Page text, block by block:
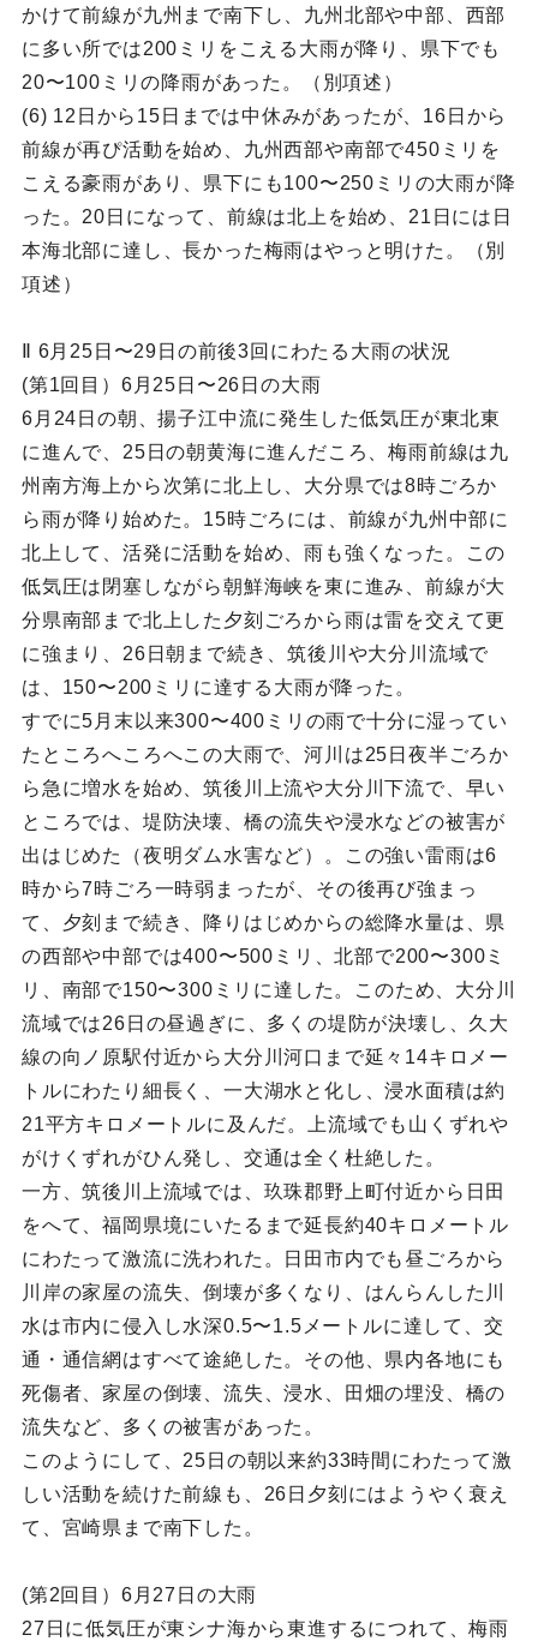
かけて前線が九州まで南下し、九州北部や中部、西部
に多い所では200ミリをこえる大雨が降り、県下でも
20〜100ミリの降雨があった。（別項述）
(6) 12日から15日までは中休みがあったが、16日から
前線が再ぴ活動を始め、九州西部や南部で450ミリを
こえる豪雨があり、県下にも100〜250ミリの大雨が降
った。20日になって、前線は北上を始め、21日には日
本海北部に達し、長かった梅雨はやっと明けた。（別
項述）
Ⅱ 6月25日〜29日の前後3回にわたる大雨の状況
(第1回目）6月25日〜26日の大雨
6月24日の朝、揚子江中流に発生した低気圧が東北東
に進んで、25日の朝黄海に進んだころ、梅雨前線は九
州南方海上から次第に北上し、大分県では8時ごろか
ら雨が降り始めた。15時ごろには、前線が九州中部に
北上して、活発に活動を始め、雨も強くなった。この
低気圧は閉塞しながら朝鮮海峡を東に進み、前線が大
分県南部まで北上した夕刻ごろから雨は雷を交えて更
に強まり、26日朝まで続き、筑後川や大分川流域で
は、150〜200ミリに達する大雨が降った。
すでに5月末以来300〜400ミリの雨で十分に湿ってい
たところへころへこの大雨で、河川は25日夜半ごろか
ら急に増水を始め、筑後川上流や大分川下流で、早い
ところでは、堤防決壊、橋の流失や浸水などの被害が
出はじめた（夜明ダム水害など）。この強い雷雨は6
時から7時ごろ一時弱まったが、その後再び強まっ
て、夕刻まで続き、降りはじめからの総降水量は、県
の西部や中部では400〜500ミリ、北部で200〜300ミ
リ、南部で150〜300ミリに達した。このため、大分川
流域では26日の昼過ぎに、多くの堤防が決壊し、久大
線の向ノ原駅付近から大分川河口まで延々14キロメー
トルにわたり細長く、一大湖水と化し、浸水面積は約
21平方キロメートルに及んだ。上流域でも山くずれや
がけくずれがひん発し、交通は全く杜絶した。
一方、筑後川上流域では、玖珠郡野上町付近から日田
をへて、福岡県境にいたるまで延長約40キロメートル
にわたって激流に洗われた。日田市内でも昼ごろから
川岸の家屋の流失、倒壊が多くなり、はんらんした川
水は市内に侵入し水深0.5〜1.5メートルに達して、交
通・通信網はすべて途絶した。その他、県内各地にも
死傷者、家屋の倒壊、流失、浸水、田畑の埋没、橋の
流失など、多くの被害があった。
このようにして、25日の朝以来約33時間にわたって激
しい活動を続けた前線も、26日夕刻にはようやく衰え
て、宮崎県まで南下した。
(第2回目）6月27日の大雨
27日に低気圧が東シナ海から東進するにつれて、梅雨